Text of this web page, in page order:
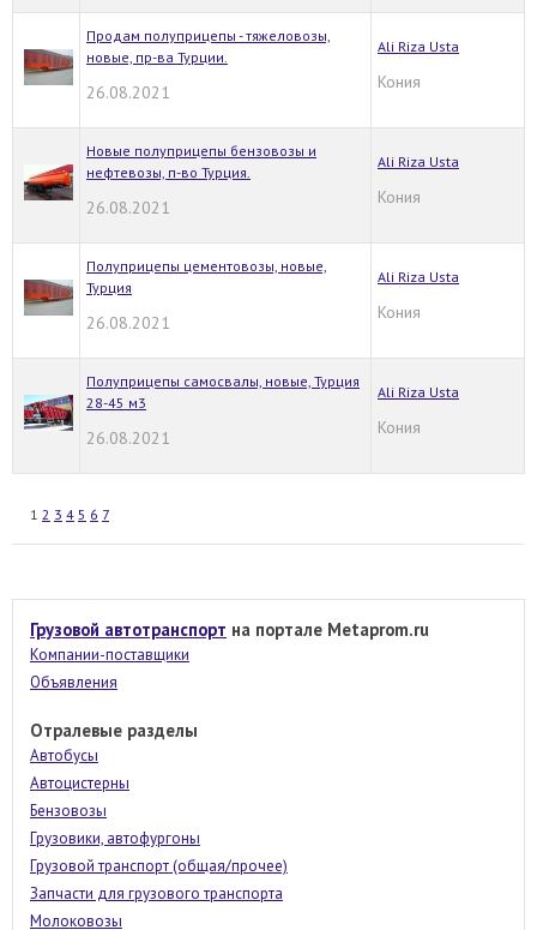
Продам полуприцепы - тяжеловозы,
новые, пр-ва Турции.
26.08.2021
Ali Riza Usta
Кония
Новые полуприцепы бензовозы и
нефтевозы, п-во Турция.
26.08.2021
Ali Riza Usta
Кония
Полуприцепы цементовозы, новые,
Турция
26.08.2021
Ali Riza Usta
Кония
Полуприцепы самосвалы, новые, Турция
28-45 м3
26.08.2021
Ali Riza Usta
Кония
1 2 3 4 5 6 7
Грузовой автотранспорт на портале Metaprom.ru
Компании-поставщики
Объявления
Отралевые разделы
Автобусы
Автоцистерны
Бензовозы
Грузовики, автофургоны
Грузовой транспорт (общая/прочее)
Запчасти для грузового транспорта
Молоковозы